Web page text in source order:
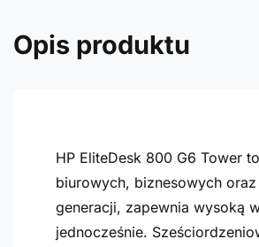
Opis produktu
HP EliteDesk 800 G6 Tower
biurowych, biznesowych
generacji, zapewnia wysoką
jednocześnie.